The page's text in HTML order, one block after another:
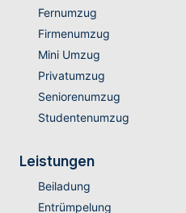
Fernumzug
Firmenumzug
Mini Umzug
Privatumzug
Seniorenumzug
Studentenumzug
Leistungen
Beiladung
Entrümpelung